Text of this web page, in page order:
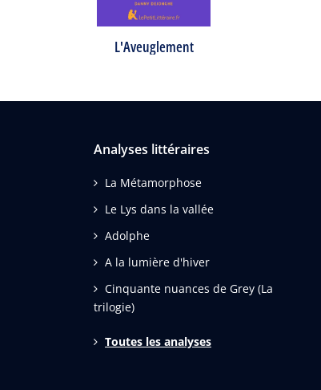
L'Aveuglement
Analyses littéraires
La Métamorphose
Le Lys dans la vallée
Adolphe
A la lumière d'hiver
Cinquante nuances de Grey (La
trilogie)
Toutes les analyses